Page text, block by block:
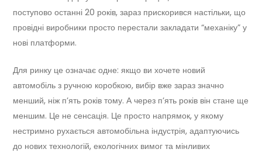
поступово останні 20 років, зараз прискорився настільки, що
провідні виробники просто перестали закладати “механіку” у
нові платформи.
Для ринку це означає одне: якщо ви хочете новий
автомобіль з ручною коробкою, вибір вже зараз значно
менший, ніж п’ять років тому. А через п’ять років він стане ще
меншим. Це не сенсація. Це просто напрямок, у якому
нестримно рухається автомобільна індустрія, адаптуючись
до нових технологій, екологічних вимог та мінливих